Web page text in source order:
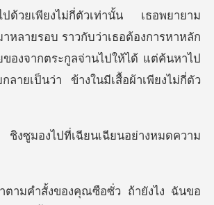
เท่านั้น เธอพยายาม
หลายรอบ ราวกับว่าเธอต้องการหาหลัก
องจากตระกูล
ูมองไปที่เฉียนเฉี
ถ้ายังไง ฉันขอ